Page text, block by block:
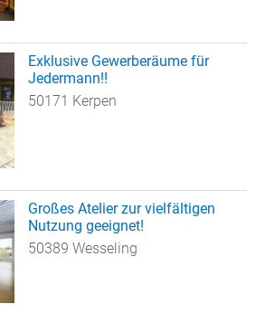
Exklusive Gewerberäume für
Jedermann!!
50171 Kerpen
Großes Atelier zur vielfältigen
Nutzung geeignet!
50389 Wesseling